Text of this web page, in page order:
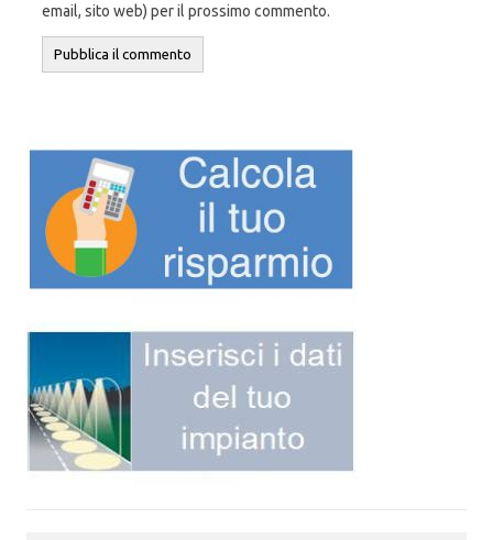
email, sito web) per il prossimo commento.